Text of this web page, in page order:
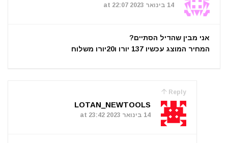
14 בינואר 2023 at 22:07
אני מבין שהדיל הסתיים?
המחיר המוצג עכשיו 137 יורו ו20יורו משלוח
Reply
LOTAN_NEWTOOLS
14 בינואר 2023 at 23:42